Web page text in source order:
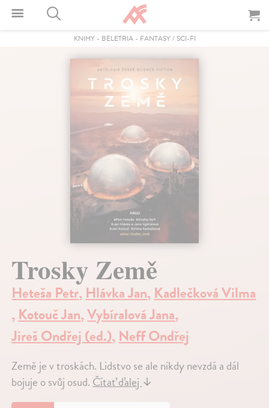
KNIHY- BELETRIA- FANTASY / SCI-FI
Trosky Země
Heteša Petr, Hlávka Jan, Kadlečková Vilma
,Kotouč Jan,Vybíralová Jana,
Jireš Ondřej (ed.), Neff Ondřej
Země je v troskách. Lidstvo se ale nikdy nevzdá a dál
bojuje o svůj osud. Čítať ďalej ↓